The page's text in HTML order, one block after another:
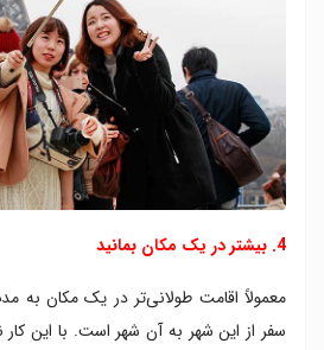
4. بیشتر در یک مکان بمانید
معمولاً اقامت طولانی‌تر در یک مکان به
سفر از این شهر به آن شهر است. با این کار